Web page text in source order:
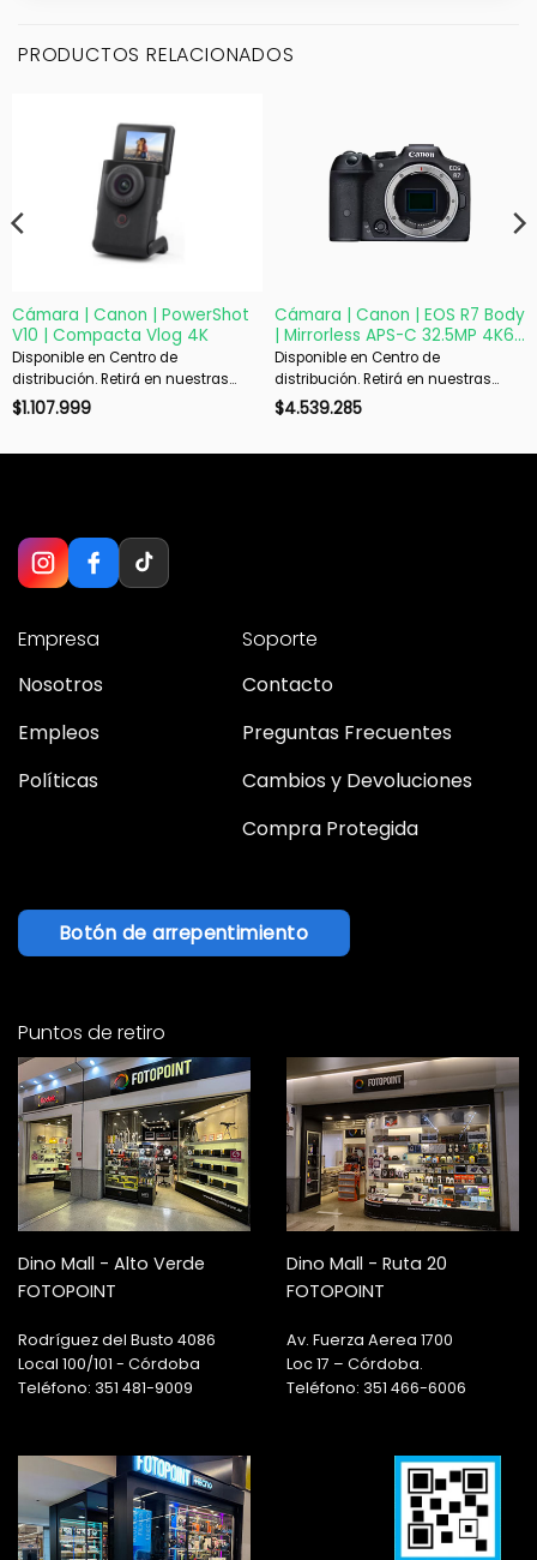
PRODUCTOS RELACIONADOS
Cámara | Canon | PowerShot
V10 | Compacta Vlog 4K
Disponible en Centro de
distribución. Retirá en nuestras
sucursales en 48 hs hábiles. Si es
$1.107.999
Cámara | Canon | EOS R7 Body
| Mirrorless APS-C 32.5MP 4K60
IBIS AF WiFi
Disponible en Centro de
distribución. Retirá en nuestras
sucursales en 48 hs hábiles. Si es
$4.539.285
Empresa
Nosotros
Empleos
Políticas
Soporte
Contacto
Preguntas Frecuentes
Cambios y Devoluciones
Compra Protegida
Botón de arrepentimiento
Puntos de retiro
Dino Mall - Alto Verde
FOTOPOINT
Rodríguez del Busto 4086
Local 100/101 - Córdoba
Teléfono: 351 481-9009
Dino Mall - Ruta 20
FOTOPOINT
Av. Fuerza Aerea 1700
Loc 17 – Córdoba.
Teléfono: 351 466-6006